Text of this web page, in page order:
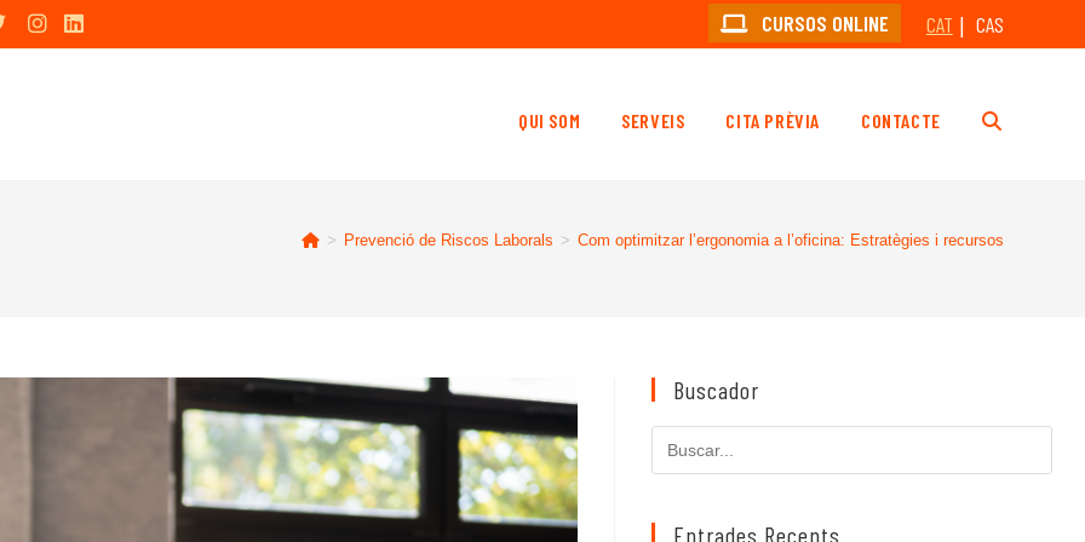
CAT CAS
CURSOS ONLINE
QUI SOM SERVEIS CITA PRÈVIA CONTACTE ALTERNA
> Prevenció de Riscos Laborals > Com optimitzar l’ergonomia a l’oficina: Estratègies i recursos
Buscador
en
llocEntrades Recents